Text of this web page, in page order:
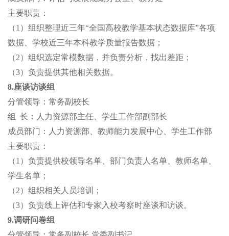
主要职责：
（1）组织整理近三年“全国高校教学基本状态数据库”各项
数据、学校近三年本科教学质量报告数据；
（2）组织选定常模数据，并负责分析，找出差距；
（3）负责提供其他相关数据。
8.座谈访谈组
分管领导：常务副校长
组 长：人力资源部主任、学生工作部副部长
成员部门：人力资源部、教师能力发展中心、学生工作部
主要职责：
（1）负责提供校领导名单、部门负责人名单、教师名单、
学生名单；
（2）组织相关人员培训；
（3）负责线上评估和专家入校考察时座谈和访谈。
9.调研问卷组